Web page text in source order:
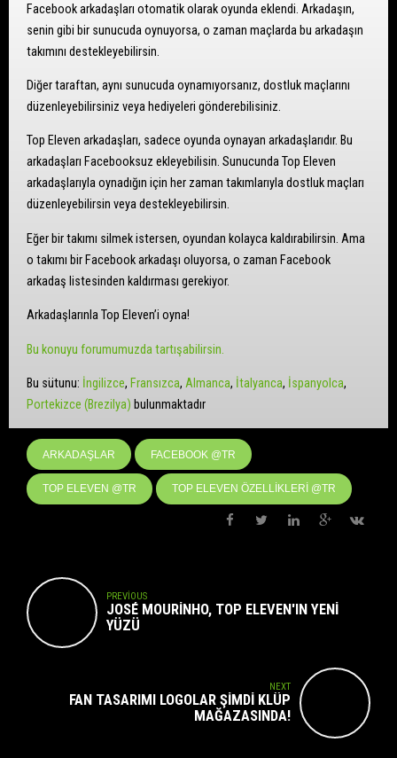
Facebook arkadaşları otomatik olarak oyunda eklendi. Arkadaşın,
senin gibi bir sunucuda oynuyorsa, o zaman maçlarda bu arkadaşın
takımını destekleyebilirsin.
Diğer taraftan, aynı sunucuda oynamıyorsanız, dostluk maçlarını
düzenleyebilirsiniz veya hediyeleri gönderebilisiniz.
Top Eleven arkadaşları, sadece oyunda oynayan arkadaşlarıdır. Bu
arkadaşları Facebooksuz ekleyebilisin. Sunucunda Top Eleven
arkadaşlarıyla oynadığın için her zaman takımlarıyla dostluk maçları
düzenleyebilirsin veya destekleyebilirsin.
Eğer bir takımı silmek istersen, oyundan kolayca kaldırabilirsin. Ama
o takımı bir Facebook arkadaşı oluyorsa, o zaman Facebook
arkadaş listesinden kaldırması gerekiyor.
Arkadaşlarınla Top Eleven’i oyna!
Bu konuyu forumumuzda tartışabilirsin.
Bu sütunu: İngilizce Fransızca Almanca İtalyanca İspanyolca
Portekizce (Brezilya) bulunmaktadır
ARKADAŞLAR FACEBOOK @TR
TOP ELEVEN @TR TOP ELEVEN ÖZELLIKLERI @TR
PREVIOUS
JOSÉ MOURINHO, TOP ELEVEN'IN YENI
YÜZÜ
NEXT
FAN TASARIMI LOGOLAR ŞIMDI KLÜP
MAĞAZASINDA!